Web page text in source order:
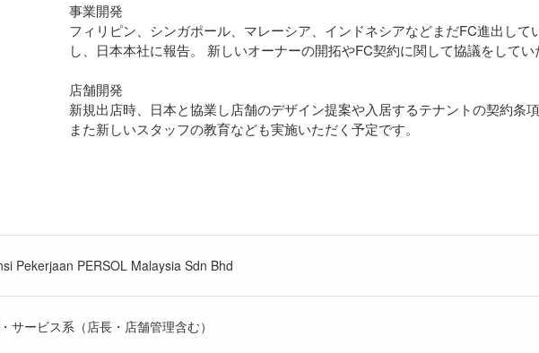
事業開発
フィリピン、シンガポール、マレーシア、インドネシアなどまだFC進出し
し、日本本社に報告。 新しいオーナーの開拓やFC契約に関して協議をして
店舗開発
新規出店時、日本と協業し店舗のデザイン提案や入居するテナントの契約条
また新しいスタッフの教育なども実施いただく予定です。
Pekerjaan PERSOL Malaysia Sdn Bhd
サービス系（店長・店舗管理含む）